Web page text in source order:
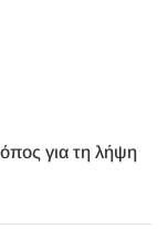
για τη λήψη